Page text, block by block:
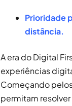
Prioridade
distância.
A era do Digital
experiências
Começando
permitam